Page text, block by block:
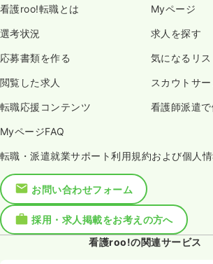
看護roo!転職とは Myページ
選考状況 求人を探す
応募書類を作る 気になるリス
閲覧した求人 スカウトサー
転職応援コンテンツ 看護師派遣で
MyページFAQ
転職・派遣就業サポート利用規約および個人
お問い合わせフォーム
採用・求人掲載をお考えの方へ
看護roo!の関連サービス